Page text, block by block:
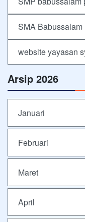
SMA Babussalam
website yayasan
Arsip 2026
Januari
Februari
Maret
April